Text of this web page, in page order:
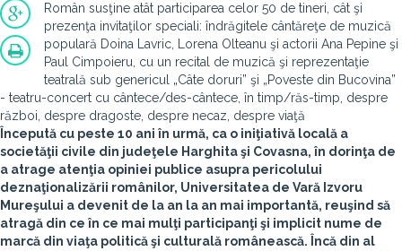
Român susţine atât participarea celor 50 de tineri, cât şi
prezenţa invitaţilor speciali: îndrăgitele cântăreţe de muzică
populară Doina Lavric, Lorena Olteanu şi actorii Ana Pepine şi
Paul Cimpoieru, cu un recital de muzică şi reprezentaţie
teatrală sub genericul „Câte doruri” şi „Poveste din Bucovina”
- teatru-concert cu cântece/des-cântece, în timp/răs-timp, despre
război, despre dragoste, despre necaz, despre viaţă
Începută cu peste 10 ani în urmă, ca o iniţiativă locală a
societăţii civile din judeţele Harghita şi Covasna, în dorinţa de
a atrage atenţia opiniei publice asupra pericolului
deznaţionalizării românilor, Universitatea de Vară Izvoru
Mureşului a devenit de la an la an mai importantă, reuşind să
atragă din ce în ce mai mulţi participanţi şi implicit nume de
marcă din viaţa politică şi culturală românească. Încă din al